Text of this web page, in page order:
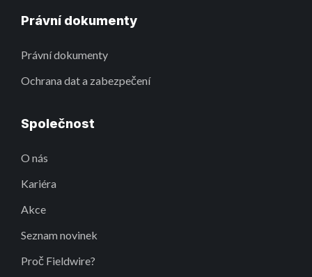
Právní dokumenty
Právní dokumenty
Ochrana dat a zabezpečení
Společnost
O nás
Kariéra
Akce
Seznam novinek
Proč Fieldwire?